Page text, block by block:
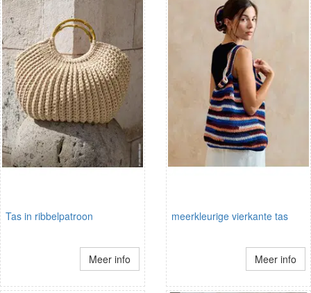
Tas in ribbelpatroon
Meer info
meerkleurige vierkante tas
Meer info